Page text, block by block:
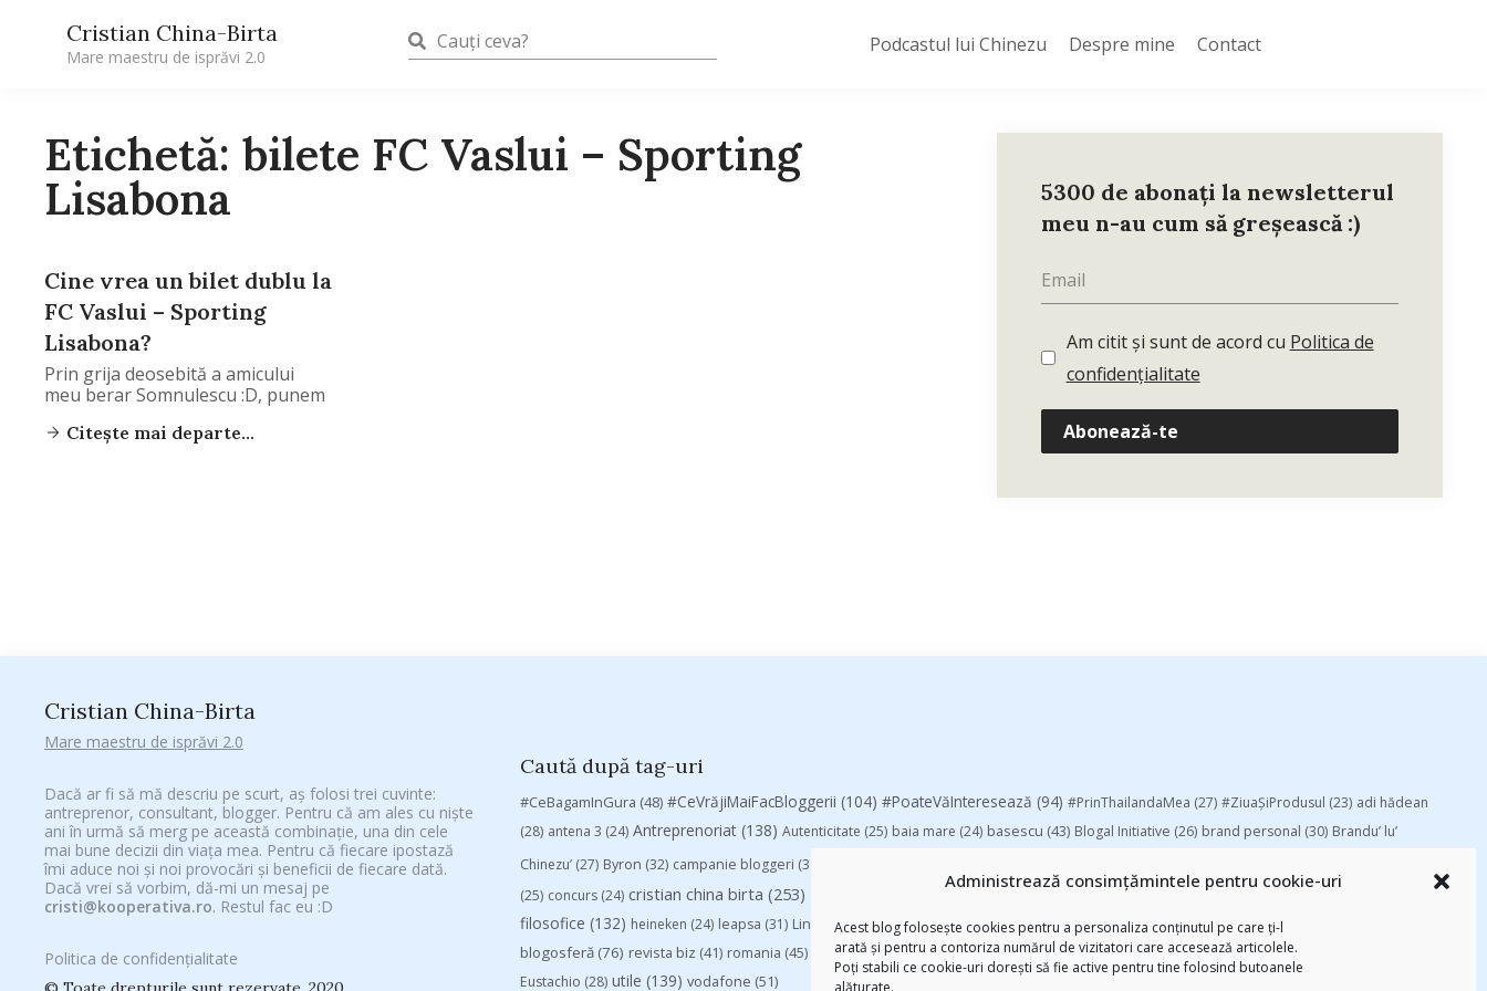
Administrează consimțămintele pentru cookie-uri
Acest blog folosește cookies pentru a personaliza conținutul pe care ți-l
arată și pentru a contoriza numărul de vizitatori care accesează articolele.
Poți stabili ce cookie-uri dorești să fie active pentru tine folosind butoanele
alăturate.
Cristian China-Birta
Mare maestru de isprăvi 2.0
Podcastul lui Chinezu Despre mine Contact
Etichetă: bilete FC Vaslui – Sporting
Lisabona
Cine vrea un bilet dublu la
FC Vaslui – Sporting
Lisabona?
Prin grija deosebită a amicului
meu berar Somnulescu :D, punem
Citește mai departe...
5300 de abonați la newsletterul
meu n-au cum să greșească :)
Am citit și sunt de acord cu Politica de
confidențialitate
Abonează-te
Cristian China-Birta
Mare maestru de isprăvi 2.0
Dacă ar fi să mă descriu pe scurt, aș folosi trei cuvinte:
antreprenor, consultant, blogger. Pentru că am ales cu niște
ani în urmă să merg pe această combinație, una din cele
mai bune decizii din viața mea. Pentru că fiecare ipostază
îmi aduce noi și noi provocări și beneficii de fiecare dată.
Dacă vrei să vorbim, dă-mi un mesaj pe
cristi@kooperativa.ro. Restul fac eu :D
Politica de confidențialitate
Caută după tag-uri
#CeBagamInGura (48) #CeVrăjiMaiFacBloggerii (104) #PoateVăInteresează (94) #PrinThailandaMea (27) #ZiuaȘiProdusul (23) adi hădean
(28) antena 3 (24) Antreprenoriat (138) Autenticitate (25) baia mare (24) basescu (43) Blogal Initiative (26) brand personal (30) Brandu’ lu’
Chinezu’ (27) Byron (32) campanie bloggeri (31)
(25) concurs (24) cristian china birta (253) Despre cartile pe care le-am citit(258) digital(154) federatia romana de rugby
filosofice (132) heineken (24) leapsa (31) Linkurile zilei(39) manafu(33) mara(27) marius matache(24) Parenting(55) Recomandările zilei din
blogosferă (76) revista biz (41) romania (45) rugby(29) Samsung(48) sportlocal.ro (39) Studii(112) TIFF(30) top 10(36)
Eustachio (28) utile (139) vodafone (51)